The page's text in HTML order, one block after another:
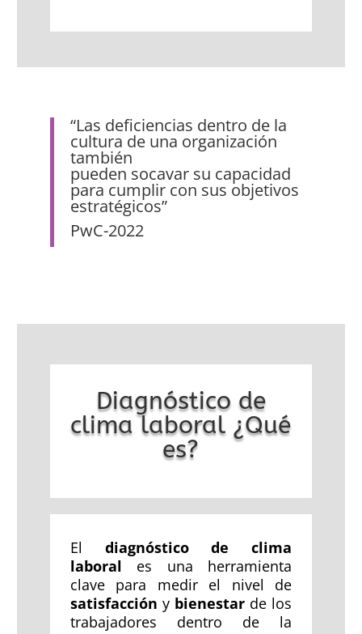
“Las deficiencias dentro de la
cultura de una organización
también
pueden socavar su capacidad
para cumplir con sus objetivos
estratégicos”
PwC-2022
Diagnóstico de
clima laboral ¿Qué
es?
El diagnóstico de clima
laboral es una herramienta
clave para medir el nivel de
satisfacción y bienestar de los
trabajadores dentro de la